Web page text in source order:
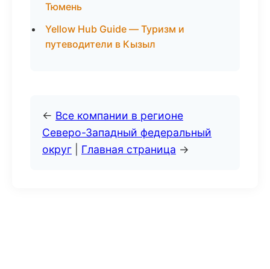
Тюмень
Yellow Hub Guide — Туризм и
путеводители в Кызыл
← Все компании в регионе
Северо-Западный федеральный
округ
Главная страница →